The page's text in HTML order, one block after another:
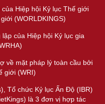
Hiệp hội Kỷ lục Thế giới
(WORLDKINGS)
của Hiệp hội Kỷ lục gia
về mặt pháp lý toàn cầu bởi
giới (WRI)
Tổ chức Kỷ lục Ấn Độ (IBR)
là 3 đơn vị hợp tác